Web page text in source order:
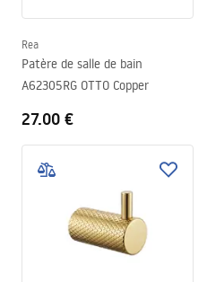
Rea
Patère de salle de bain
A62305RG OTTO Copper
27.00 €